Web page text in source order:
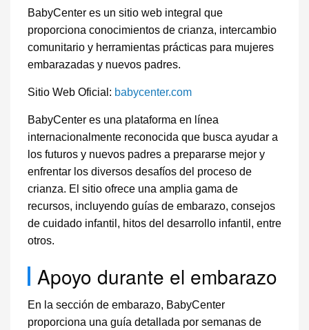
BabyCenter es un sitio web integral que
proporciona conocimientos de crianza, intercambio
comunitario y herramientas prácticas para mujeres
embarazadas y nuevos padres.
Sitio Web Oficial: babycenter.com
BabyCenter es una plataforma en línea
internacionalmente reconocida que busca ayudar a
los futuros y nuevos padres a prepararse mejor y
enfrentar los diversos desafíos del proceso de
crianza. El sitio ofrece una amplia gama de
recursos, incluyendo guías de embarazo, consejos
de cuidado infantil, hitos del desarrollo infantil, entre
otros.
Apoyo durante el embarazo
En la sección de embarazo, BabyCenter
proporciona una guía detallada por semanas de